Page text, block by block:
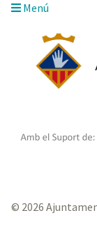
Menú
© 2026